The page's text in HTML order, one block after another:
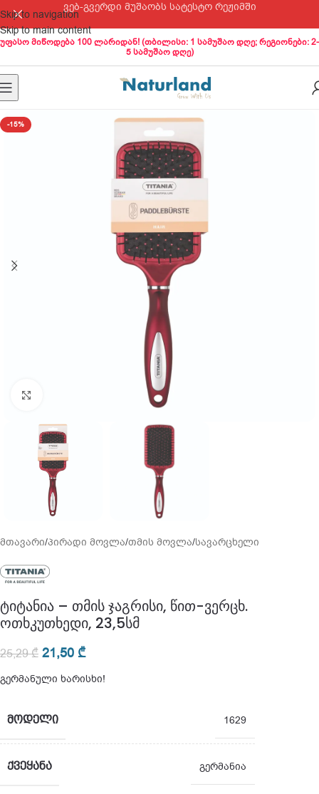
Skip to navigation
Skip to main content
ვებ-გვერდი მუშაობს სატესტო რეჟიმში
უფასო მიწოდება 100 ლარიდან! (თბილისი: 1 სამუშაო დღე; რეგიონები: 2-
5 სამუშაო დღე)
-15%
მთავარი/პირადი მოვლა/თმის მოვლა/სავარცხელი
ტიტანია – თმის ჯაგრისი, წით-ვერცხ.
ოთხკუთხედი, 23,5სმ
25,29₾ 21,50 ₾
გერმანული ხარისხი!
ᲛᲝᲓᲔᲚᲘ 1629
ᲥᲕᲔᲧᲐᲜᲐ გერმანია